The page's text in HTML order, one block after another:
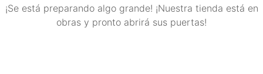
¡Se está preparando algo grande! ¡Nuestra tienda está en
obras y pronto abrirá sus puertas!